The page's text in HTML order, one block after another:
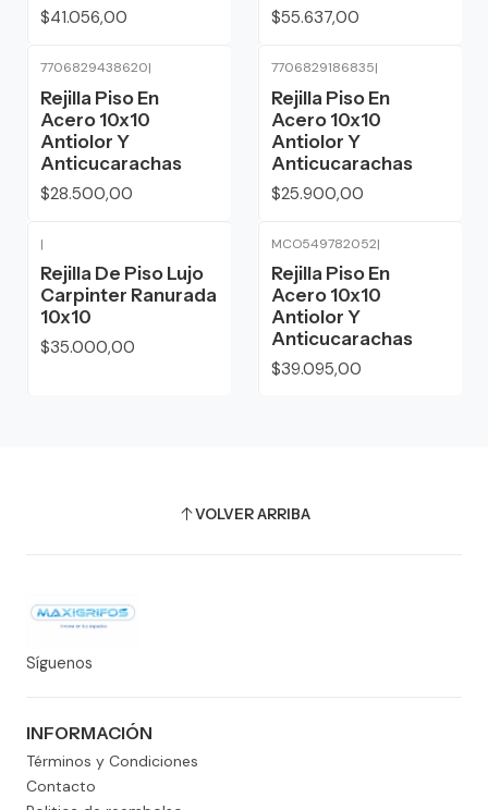
$41.056,00
$55.637,00
7706829438620|
Rejilla Piso En
Acero 10x10
Antiolor Y
Anticucarachas
$28.500,00
7706829186835|
Rejilla Piso En
Acero 10x10
Antiolor Y
Anticucarachas
$25.900,00
|
Rejilla De Piso Lujo
Carpinter Ranurada
10x10
$35.000,00
MCO549782052|
Rejilla Piso En
Acero 10x10
Antiolor Y
Anticucarachas
$39.095,00
VOLVER ARRIBA
Síguenos
INFORMACIÓN
Términos y Condiciones
Contacto